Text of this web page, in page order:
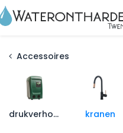
Accessoires
drukverhogers kranen